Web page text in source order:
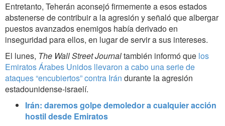
Entretanto, Teherán aconsejó firmemente a esos estados
abstenerse de contribuir a la agresión y señaló que albergar
puestos avanzados enemigos había derivado en
inseguridad para ellos, en lugar de servir a sus intereses.
El lunes, The Wall Street Journaltambién informó que los
Emiratos Árabes Unidos llevaron a cabo una serie de
ataques “encubiertos” contra Irán durante la agresión
estadounidense-israelí.
Irán: daremos golpe demoledor a cualquier acción
hostil desde Emiratos